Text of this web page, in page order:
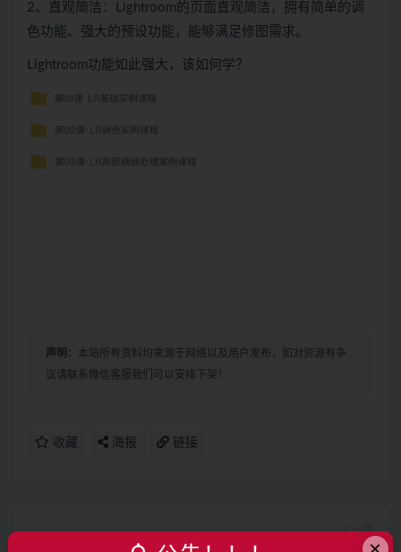
2、直观简洁：Lightroom的页面直观简洁，拥有简单的调
色功能、强大的预设功能，能够满足修图需求。
Lightroom功能如此强大，该如何学？
声明： 本站所有资料均来源于网络以及用户发布，如对资源有争
议请联系微信客服我们可以安排下架！
收藏 海报 链接
上一篇
商业UI设计：产品化设计思维 | 完结